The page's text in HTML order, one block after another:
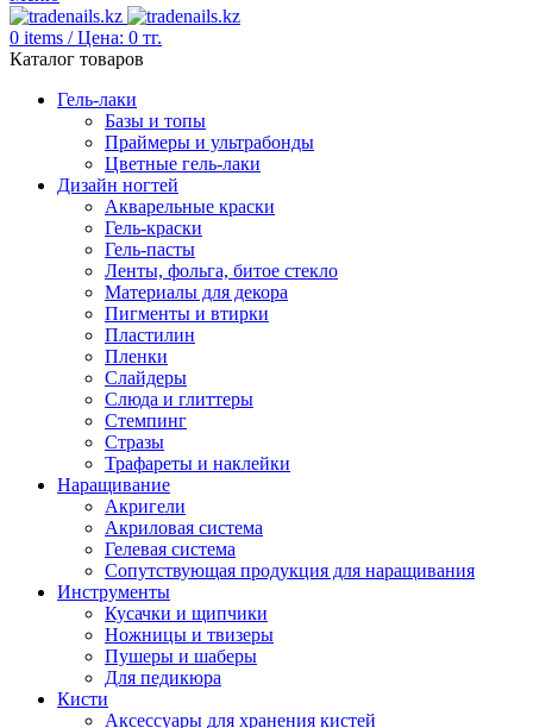
0 items / Цена: 0 тг.
Каталог товаров
Гель-лаки
Базы и топы
Праймеры и ультрабонды
Цветные гель-лаки
Дизайн ногтей
Акварельные краски
Гель-краски
Гель-пасты
Ленты, фольга, битое стекло
Материалы для декора
Пигменты и втирки
Пластилин
Пленки
Слайдеры
Слюда и глиттеры
Стемпинг
Стразы
Трафареты и наклейки
Наращивание
Акригели
Акриловая система
Гелевая система
Сопутствующая продукция для наращивания
Инструменты
Кусачки и щипчики
Ножницы и твизеры
Пушеры и шаберы
Для педикюра
Кисти
Аксессуары для хранения кистей